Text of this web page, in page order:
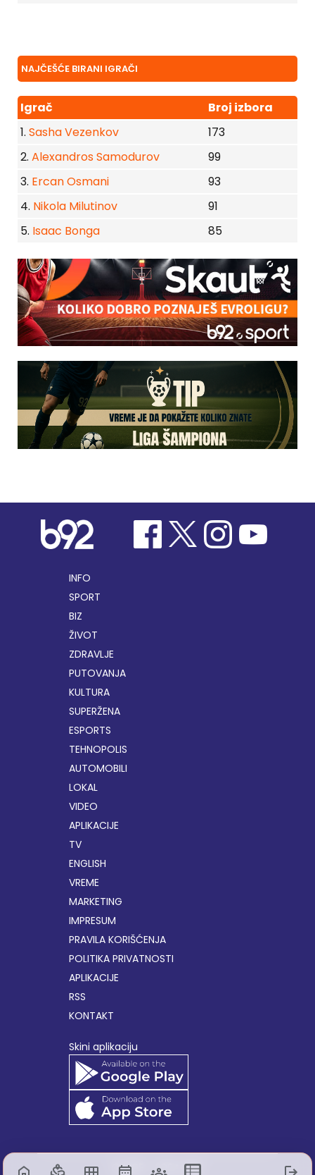
NAJČEŠĆE BIRANI IGRAČI
Igrač
Broj izbora
1. Sasha Vezenkov
173
2. Alexandros Samodurov
99
3. Ercan Osmani
93
4. Nikola Milutinov
91
5. Isaac Bonga 85
INFO
SPORT
BIZ
ŽIVOT
ZDRAVLJE
PUTOVANJA
KULTURA
SUPERŽENA
ESPORTS
TEHNOPOLIS
AUTOMOBILI
LOKAL
VIDEO
APLIKACIJE
TV
ENGLISH
VREME
MARKETING
IMPRESUM
PRAVILA KORIŠĆENJA
POLITIKA PRIVATNOSTI
APLIKACIJE
RSS
KONTAKT
Skini aplikaciju
© 1995 - 2024,B92